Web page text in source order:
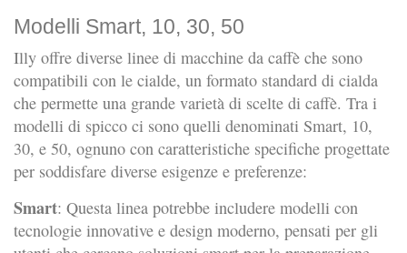
Modelli Smart, 10, 30, 50
Illy offre diverse linee di macchine da caffè che sono
compatibili con le cialde, un formato standard di cialda
che permette una grande varietà di scelte di caffè. Tra i
modelli di spicco ci sono quelli denominati Smart, 10,
30, e 50, ognuno con caratteristiche specifiche progettate
per soddisfare diverse esigenze e preferenze:
Smart: Questa linea potrebbe includere modelli con
tecnologie innovative e design moderno, pensati per gli